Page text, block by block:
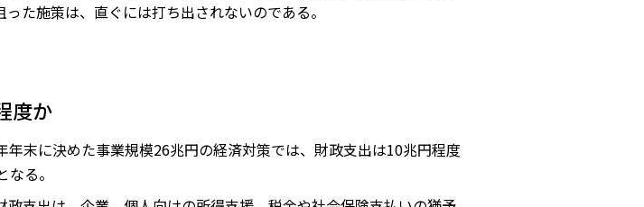
た施策は、直ぐには打ち出されないのである。
度か
末に決めた事業規模26兆円の経済対策では、財政支出は10兆円程度
る。